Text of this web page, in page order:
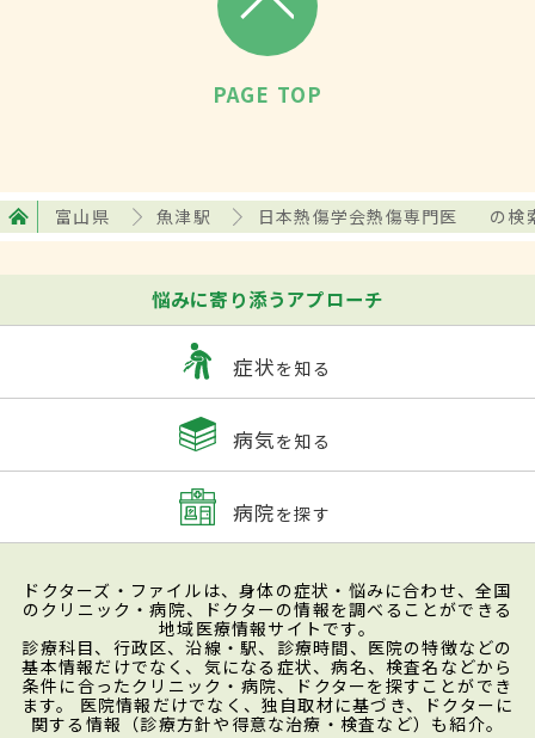
PAGE TOP
富山県 魚津駅 日本熱傷学会熱傷専門医 の検
悩みに寄り添うアプローチ
症状を知る
病気を知る
病院を探す
ドクターズ・ファイルは、身体の症状・悩みに合わせ、全国
のクリニック・病院、ドクターの情報を調べることができる
地域医療情報サイトです。
診療科目、行政区、沿線・駅、診療時間、医院の特徴などの
基本情報だけでなく、気になる症状、病名、検査名などから
条件に合ったクリニック・病院、ドクターを探すことができ
ます。 医院情報だけでなく、独自取材に基づき、ドクターに
関する情報（診療方針や得意な治療・検査など）も紹介。